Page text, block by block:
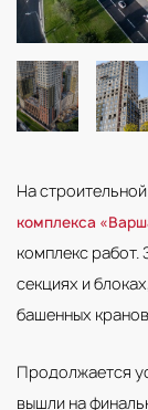
На
комплекса
комплекс работ.
секциях и
башенных
Продолжается
вышли на